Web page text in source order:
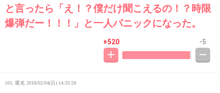
と言ったら「え！？僕だけ聞こえるの！？時限
爆弾だー！！！」と一人パニックになった。
+520 -5
105. 匿名 2018/02/04(日) 14:33:59